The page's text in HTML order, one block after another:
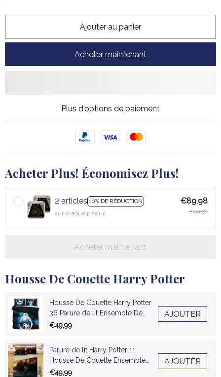
Ajouter au panier
Acheter maintenant
Plus d'options de paiement
Acheter Plus! Économisez Plus!
2 articles 10% DE RÉDUCTION
sur chaque produit
€89,98
€99,98
Acheter maintenant
Housse De Couette Harry Potter
Housse De Couette Harry Potter
36 Parure de lit Ensemble De
Literie
€49,99
AJOUTER
Parure de lit Harry Potter 11
Housse De Couette Ensemble
De Literie
€49,99
AJOUTER